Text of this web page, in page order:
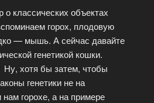
о классических объектах
горох, плодовую
— мышь. А сейчас давайте
генетикой кошки.
хотя бы затем, чтобы
генетики не на
горохе, а на примере